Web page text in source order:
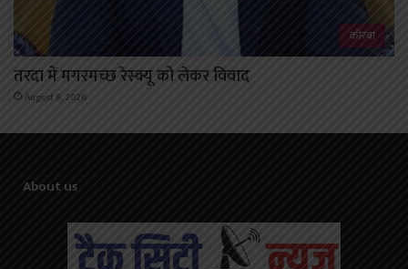
कोरबा
तरदा में मगरमच्छ रेस्क्यू को लेकर विवाद
August 8, 2026
About us